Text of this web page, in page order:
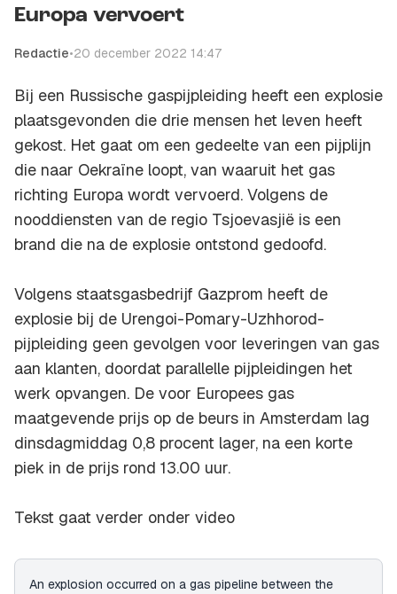
Europa vervoert
Redactie•20 december 2022 14:47
Bij een Russische gaspijpleiding heeft een explosie
plaatsgevonden die drie mensen het leven heeft
gekost. Het gaat om een gedeelte van een pijplijn
die naar Oekraïne loopt, van waaruit het gas
richting Europa wordt vervoerd. Volgens de
nooddiensten van de regio Tsjoevasjië is een
brand die na de explosie ontstond gedoofd.
Volgens staatsgasbedrijf Gazprom heeft de
explosie bij de Urengoi-Pomary-Uzhhorod-
pijpleiding geen gevolgen voor leveringen van gas
aan klanten, doordat parallelle pijpleidingen het
werk opvangen. De voor Europees gas
maatgevende prijs op de beurs in Amsterdam lag
dinsdagmiddag 0,8 procent lager, na een korte
piek in de prijs rond 13.00 uur.
Tekst gaat verder onder video
An explosion occurred on a gas pipeline between the